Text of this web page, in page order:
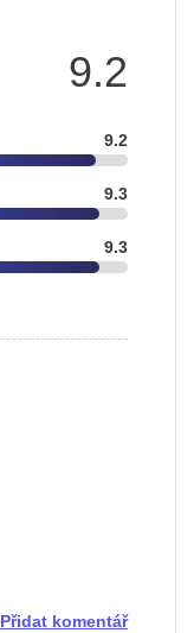
9.2
9.2
9.3
9.3
Přidat komentář